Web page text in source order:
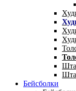
Бейсболки